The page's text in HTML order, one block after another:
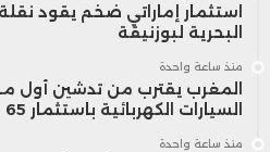
واختتم المشاركون أشغال
بعدد من التوصيات، أبرزها
رسمية لتحديد دواعي
استثمار إماراتي ضخم يقود
البحرية لبوزنيقة
منذ ساعة واحدة
المغرب يقترب من تدشين أول
السيارات الكهربائية باستثمار 65 مليار درهم
منذ ساعة واحدة